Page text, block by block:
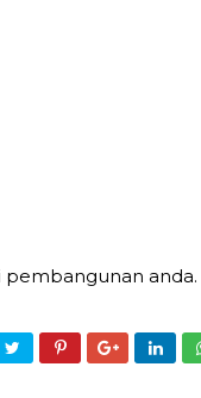
pembangunan anda.